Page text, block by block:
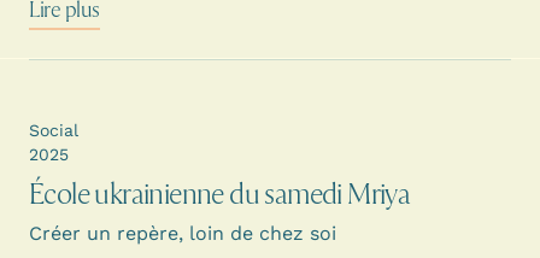
Lire plus
École ukrainienne du samedi Mriya
Créer un repère, loin de chez soi
Social
2025